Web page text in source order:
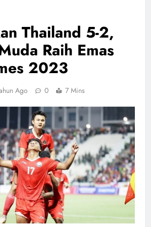
Thailand 5-2,
Raih Emas
2023
Ago 0 7 Mins